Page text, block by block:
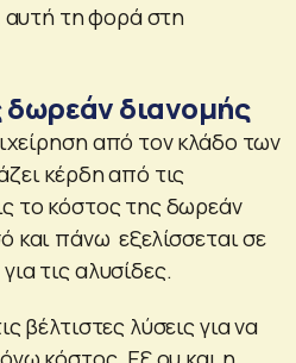
τη φορά στη
δωρεάν διανομής
από τον κλάδο των
κέρδη από τις
το κόστος της δωρεάν
και πάνω εξελίσσεται σε
τις αλυσίδες.
βέλτιστες λύσεις για να